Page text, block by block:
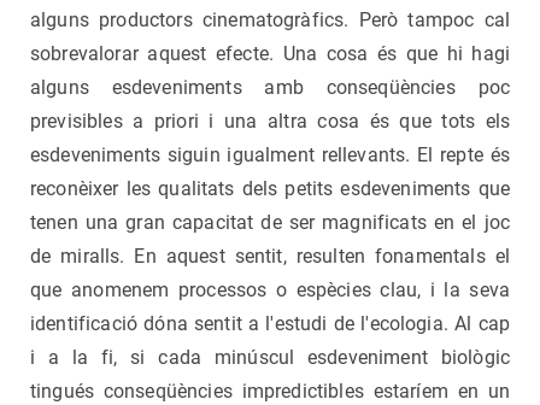
alguns productors cinematogràfics. Però tampoc cal
sobrevalorar aquest efecte. Una cosa és que hi hagi
alguns esdeveniments amb conseqüències poc
previsibles a priori i una altra cosa és que tots els
esdeveniments siguin igualment rellevants. El repte és
reconèixer les qualitats dels petits esdeveniments que
tenen una gran capacitat de ser magnificats en el joc
de miralls. En aquest sentit, resulten fonamentals el
que anomenem processos o espècies clau, i la seva
identificació dóna sentit a l'estudi de l'ecologia. Al cap
i a la fi, si cada minúscul esdeveniment biològic
tingués conseqüències impredictibles estaríem en un